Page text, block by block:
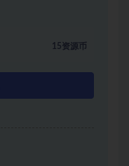
15资源币